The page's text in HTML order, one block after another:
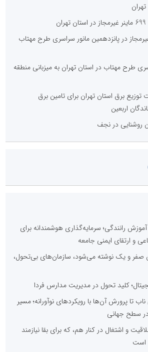
۴۰۲ برق غیرمجاز در پانزدهمین مانور سراسری طرح مهتاب
طرح مهتاب در استان تهران به میزبانی منطقه
برق استان تهران برای تامین برق
اربعین
روشنایی در نجف
رانندگی؛ سرمایه‌گذاری هوشمندانه برای
و ارتقای ایمنی جامعه
صفر و یک نوشته می‌شود، سازمان‌های بی‌تحول،
کلید تحول در مدیریت مدارس فردا
تا پرورش آن‌ها با رویکردهای نوآورانه؛ مسیر
در سطح جهانی
و اشتغال در کنار هم، که برای بقا نیازمند
است